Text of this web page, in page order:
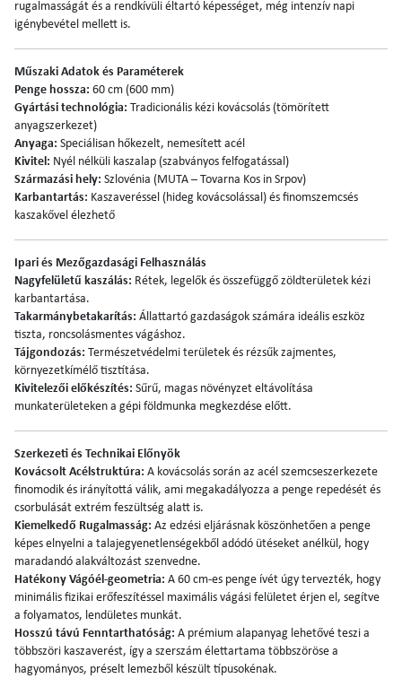
rugalmasságát és a rendkívüli éltartó képességet, még intenzív napi
igénybevétel mellett is.
Műszaki Adatok és Paraméterek
Penge hossza: 60 cm (600 mm)
Gyártási technológia: Tradicionális kézi kovácsolás (tömörített
anyagszerkezet)
Anyaga: Speciálisan hőkezelt, nemesített acél
Kivitel: Nyél nélküli kaszalap (szabványos felfogatással)
Származási hely: Szlovénia (MUTA – Tovarna Kos in Srpov)
Karbantartás: Kaszaveréssel (hideg kovácsolással) és finomszemcsés
kaszakővel élezhető
Ipari és Mezőgazdasági Felhasználás
Nagyfelületű kaszálás: Rétek, legelők és összefüggő zöldterületek kézi
karbantartása.
Takarmánybetakarítás: Állattartó gazdaságok számára ideális eszköz
tiszta, roncsolásmentes vágáshoz.
Tájgondozás: Természetvédelmi területek és rézsűk zajmentes,
környezetkímélő tisztítása.
Kivitelezői előkészítés: Sűrű, magas növényzet eltávolítása
munkaterületeken a gépi földmunka megkezdése előtt.
Szerkezeti és Technikai Előnyök
Kovácsolt Acélstruktúra: A kovácsolás során az acél szemcseszerkezete
finomodik és irányítottá válik, ami megakadályozza a penge repedését és
csorbulását extrém feszültség alatt is.
Kiemelkedő Rugalmasság: Az edzési eljárásnak köszönhetően a penge
képes elnyelni a talajegyenetlenségekből adódó ütéseket anélkül, hogy
maradandó alakváltozást szenvedne.
Hatékony Vágóél-geometria: A 60 cm-es penge ívét úgy tervezték, hogy
minimális fizikai erőfeszítéssel maximális vágási felületet érjen el, segítve
a folyamatos, lendületes munkát.
Hosszú távú Fenntarthatóság: A prémium alapanyag lehetővé teszi a
többszöri kaszaverést, így a szerszám élettartama többszöröse a
hagyományos, préselt lemezből készült típusokénak.